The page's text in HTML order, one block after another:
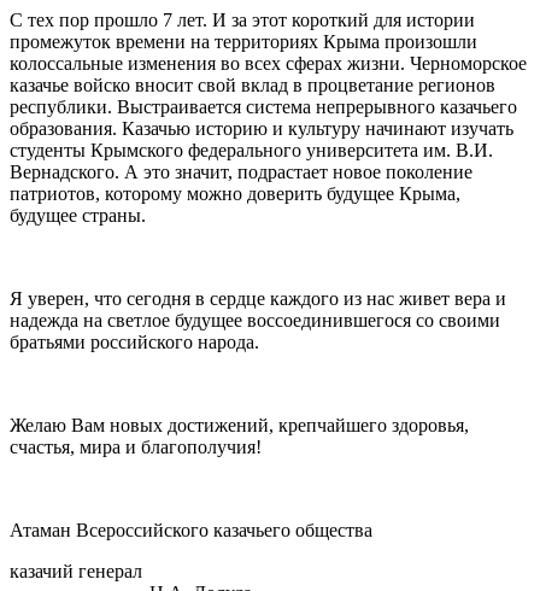
С тех пор прошло 7 лет. И за этот короткий для истории
промежуток времени на территориях Крыма произошли
колоссальные изменения во всех сферах жизни. Черноморское
казачье войско вносит свой вклад в процветание регионов
республики. Выстраивается система непрерывного казачьего
образования. Казачью историю и культуру начинают изучать
студенты Крымского федерального университета им. В.И.
Вернадского. А это значит, подрастает новое поколение
патриотов, которому можно доверить будущее Крыма,
будущее страны.
Я уверен, что сегодня в сердце каждого из нас живет вера и
надежда на светлое будущее воссоединившегося со своими
братьями российского народа.
Желаю Вам новых достижений, крепчайшего здоровья,
счастья, мира и благополучия!
Атаман Всероссийского казачьего общества
казачий генерал